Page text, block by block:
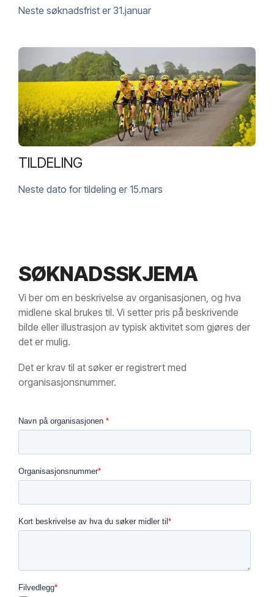
Neste søknadsfrist er 31.januar
TILDELING
Neste dato for tildeling er 15.mars
SØKNADSSKJEMA
Vi ber om en beskrivelse av organisasjonen, og hva
midlene skal brukes til. Vi setter pris på beskrivende
bilde eller illustrasjon av typisk aktivitet som gjøres der
det er mulig.
Det er krav til at søker er registrert med
organisasjonsnummer.